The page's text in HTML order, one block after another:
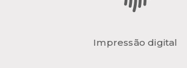
Impressão digital